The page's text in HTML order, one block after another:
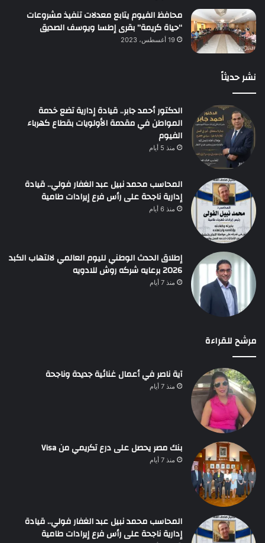
محافظ الفيوم يتابع معدلات تنفيذ مشروعات
“حياة كريمة” بقرى إطسا ويوسف الصديق
19 أغسطس، 2023
نشر حديثاً
الدكتور أحمد جابر.. قيادة إدارية تضع خدمة
المواطن في مقدمة الأولويات بقطاع كهرباء
الفيوم
منذ 5 أيام
المحاسب محمد نبيل عبد الغفار فولي.. قيادة
إدارية ناجحة على رأس فرع إيرادات طامية
منذ 6 أيام
إطلاق الحدث الوطني لليوم العالمي لالتهاب الكبد
2026 برعايه شركه روش للادويه
منذ 7 أيام
مرشح للقراءة
آية ناصر في أعمال غنائية جديدة وناجحة
منذ 7 أيام
بنك مصر يحصل على درع تكريمي من Visa
منذ 7 أيام
المحاسب محمد نبيل عبد الغفار فولي.. قيادة
إدارية ناجحة على رأس فرع إيرادات طامية